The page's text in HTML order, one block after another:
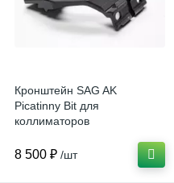
Кронштейн SAG AK
Picatinny Bit для
коллиматоров
8 500 ₽ /шт